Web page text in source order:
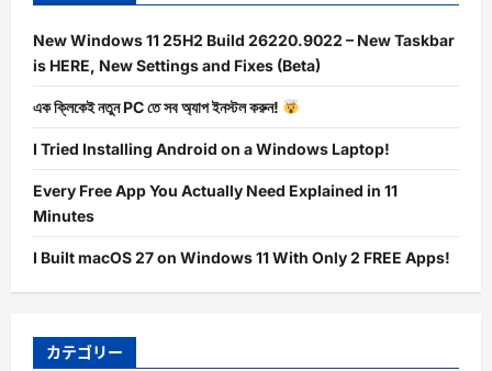
New Windows 11 25H2 Build 26220.9022 – New Taskbar
is HERE, New Settings and Fixes (Beta)
এক ক্লিকেই নতুন PC তে সব অ্যাপ ইনস্টল করুন!
I Tried Installing Android on a Windows Laptop!
Every Free App You Actually Need Explained in 11
Minutes
I Built macOS 27 on Windows 11 With Only 2 FREE Apps!
カテゴリー